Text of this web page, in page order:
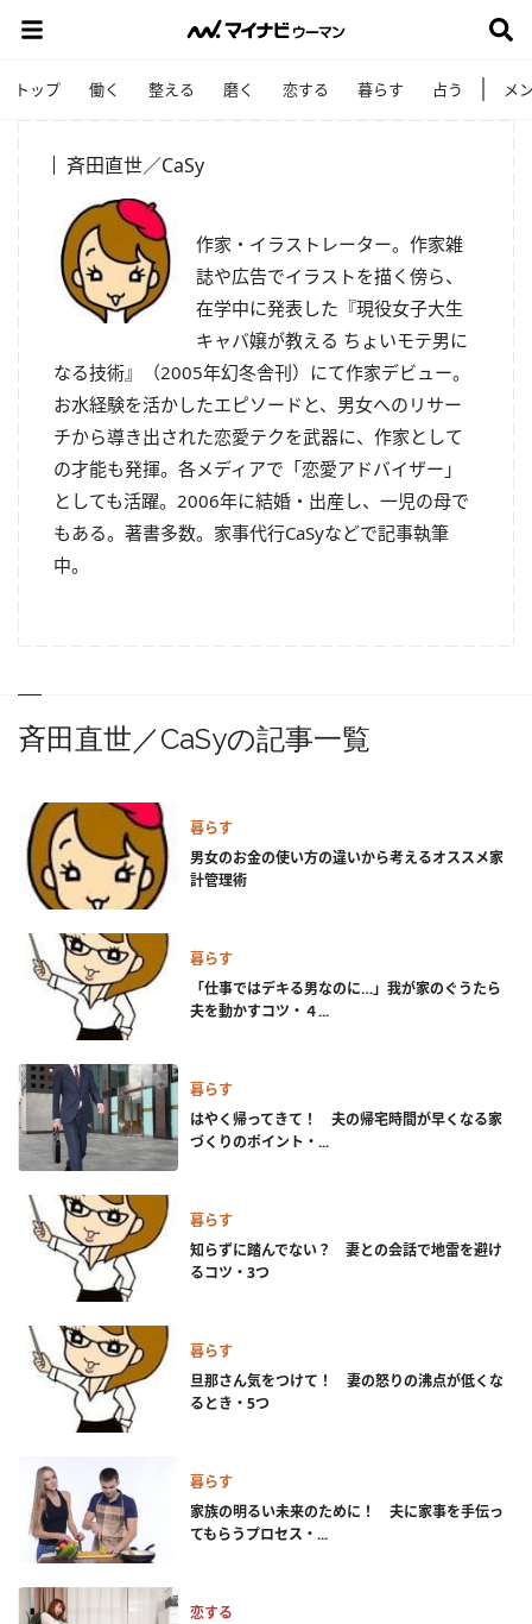
トップ 働く 整える 磨く 恋する 暮らす 占う メ
斉田直世／CaSy
作家・イラストレーター。作家雑
誌や広告でイラストを描く傍ら、
在学中に発表した『現役女子大生
キャバ嬢が教える ちょいモテ男に
なる技術』（2005年幻冬舎刊）にて作家デビュー。
お水経験を活かしたエピソードと、男女へのリサー
チから導き出された恋愛テクを武器に、作家として
の才能も発揮。各メディアで「恋愛アドバイザー」
としても活躍。2006年に結婚・出産し、一児の母で
もある。著書多数。家事代行CaSyなどで記事執筆
中。
斉田直世／CaSyの記事一覧
暮らす
男女のお金の使い方の違いから考えるオススメ家
計管理術
暮らす
「仕事ではデキる男なのに…」我が家のぐうたら
夫を動かすコツ・４...
暮らす
はやく帰ってきて！ 夫の帰宅時間が早くなる家
づくりのポイント・...
暮らす
知らずに踏んでない？ 妻との会話で地雷を避け
るコツ・3つ
暮らす
旦那さん気をつけて！ 妻の怒りの沸点が低くな
るとき・5つ
暮らす
家族の明るい未来のために！ 夫に家事を手伝っ
てもらうプロセス・...
恋する